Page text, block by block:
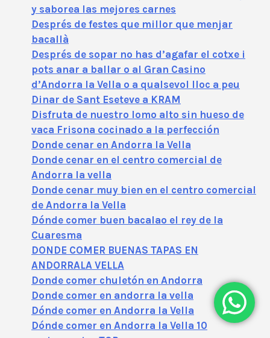
y saborea las mejores carnes
Després de festes que millor que menjar
bacallà
Després de sopar no has d’agafar el cotxe i
pots anar a ballar o al Gran Casino
d’Andorra la Vella o a qualsevol lloc a peu
Dinar de Sant Eseteve a KRAM
Disfruta de nuestro lomo alto sin hueso de
vaca Frisona cocinado a la perfección
Donde cenar en Andorra la Vella
Donde cenar en el centro comercial de
Andorra la vella
Donde cenar muy bien en el centro comercial
de Andorra la Vella
Dónde comer buen bacalao el rey de la
Cuaresma
DONDE COMER BUENAS TAPAS EN
ANDORRALA VELLA
Donde comer chuletón en Andorra
Donde comer en andorra la vella
Dónde comer en Andorra la Vella
Dónde comer en Andorra la Vella 10